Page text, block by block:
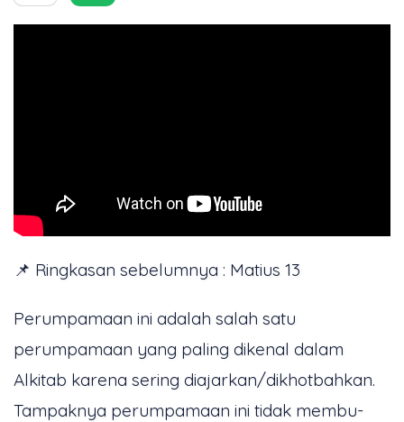
📌 Ringkasan sebelumnya : Matius 13
Perumpamaan ini adalah salah satu
perumpamaan yang paling dikenal dalam
Alkitab karena sering diajarkan/dikhotbahkan.
Tampaknya perumpamaan ini tidak membu-